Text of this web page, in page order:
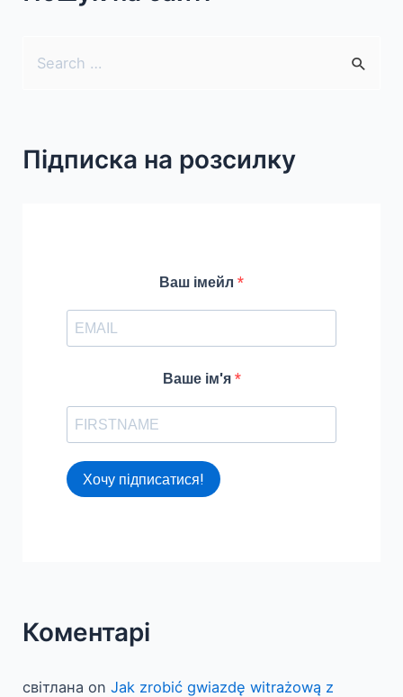
(Wideo!)
cПідписка на розсилку
Ваш імейл
Ваше ім'я
Хочу підписатися!
Коментарі
світлана onJak zrobić gwiazdę witrażową z